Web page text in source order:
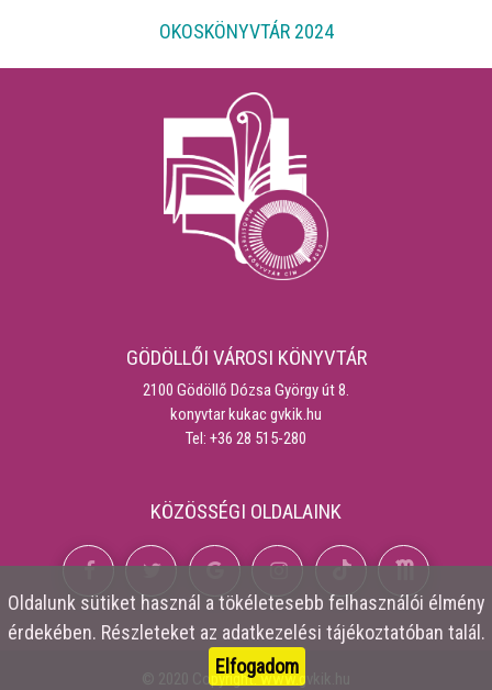
OKOSKÖNYVTÁR 2024
GÖDÖLLŐI VÁROSI KÖNYVTÁR
2100 Gödöllő Dózsa György út 8.
konyvtar kukac gvkik.hu
Tel: +36 28 515-280
KÖZÖSSÉGI OLDALAINK
© 2020 Copyright:www.gvkik.hu
Oldalunk sütiket használ a tökéletesebb felhasználói élmény
érdekében. Részleteket az adatkezelési tájékoztatóban talál.
Elfogadom